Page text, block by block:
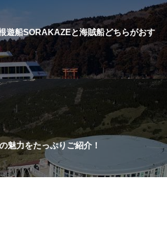
遊船SORAKAZEと海賊船どちらがおす
魅力をたっぷりご紹介！